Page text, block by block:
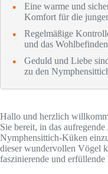
Eine warme und
Komfort für die
Regelmäßige
und das
Geduld und Liebe
zu den
Hallo und herzlich
Sie bereit, in das
Nymphensittich-Küken
dieser wundervollen Vögel
faszinierende und